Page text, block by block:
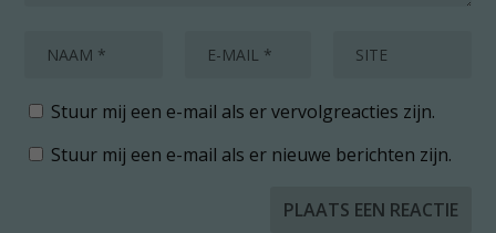
Stuur mij een e-mail als er vervolgreacties zijn.
Stuur mij een e-mail als er nieuwe berichten zijn.